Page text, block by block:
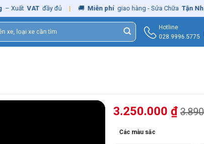
VAT đầy đủ | 🚚 Miễn phí giao hàng - Sửa Chữa Tận Nhà ✓
Hotline
028.9996.5775
3.250.000₫
Các màu sắc